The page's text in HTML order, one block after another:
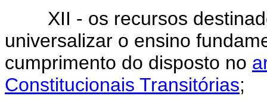
XII - os recursos
universalizar o ensino
cumprimento do disposto no
Constitucionais Transitórias;